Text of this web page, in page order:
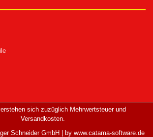
sich zuzüglich Mehrwertsteuer und
Versandkosten.
Schneider GmbH | by www.catama-software.de